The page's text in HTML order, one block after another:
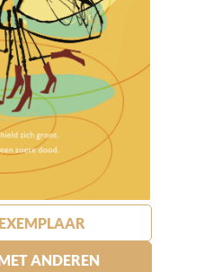
ANDEREN